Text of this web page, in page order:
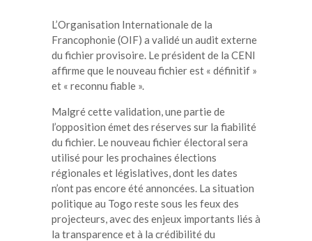
L’Organisation Internationale de la
Francophonie (OIF) a validé un audit externe
du fichier provisoire. Le président de la CENI
affirme que le nouveau fichier est « définitif »
et « reconnu fiable ».
Malgré cette validation, une partie de
l’opposition émet des réserves sur la fiabilité
du fichier. Le nouveau fichier électoral sera
utilisé pour les prochaines élections
régionales et législatives, dont les dates
n’ont pas encore été annoncées. La situation
politique au Togo reste sous les feux des
projecteurs, avec des enjeux importants liés à
la transparence et à la crédibilité du